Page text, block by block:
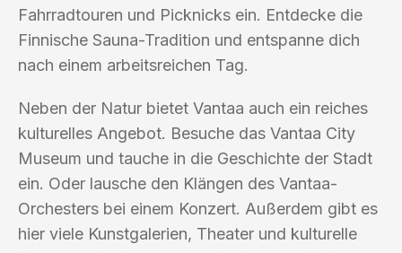
Fahrradtouren und Picknicks ein. Entdecke die
Finnische Sauna-Tradition und entspanne dich
nach einem arbeitsreichen Tag.
Neben der Natur bietet Vantaa auch ein reiches
kulturelles Angebot. Besuche das Vantaa City
Museum und tauche in die Geschichte der Stadt
ein. Oder lausche den Klängen des Vantaa-
Orchesters bei einem Konzert. Außerdem gibt es
hier viele Kunstgalerien, Theater und kulturelle